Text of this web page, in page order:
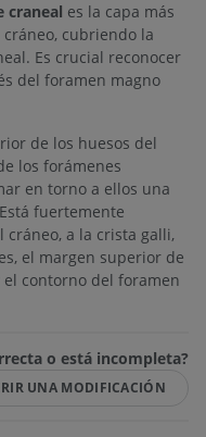
craneal es la capa más
cubriendo la
Es crucial reconocer
del foramen magno
de los huesos del
los forámenes
en torno a ellos una
fuertemente
cráneo, a la crista galli,
el margen superior de
contorno del foramen
o está incompleta?
UNA MODIFICACIÓN